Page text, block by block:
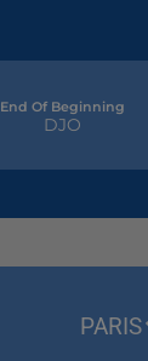
End Of Beginning
DJO
PARIS